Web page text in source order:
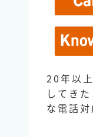
20年以
してき
な電話対